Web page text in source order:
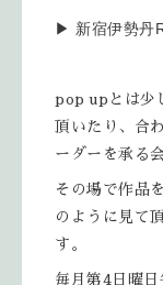
▶︎ 新宿伊勢丹
pop upとは少
頂いたり、合
ーダーを承る
その場で作品
のように見て
す。
毎月第4日曜